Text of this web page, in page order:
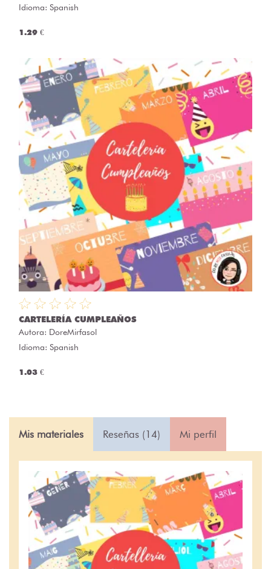
Idioma: Spanish
1.29 €
CARTELERÍA CUMPLEAÑOS
Autora: DoreMirfasol
Idioma: Spanish
1.03 €
Mis materiales Reseñas (14) Mi perfil